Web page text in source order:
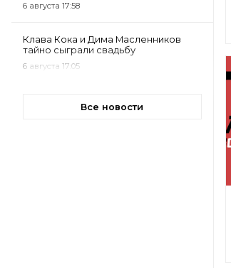
6 августа 17:58
Клава Кока и Дима Масленников
тайно сыграли свадьбу
6 августа 17:05
Все новости